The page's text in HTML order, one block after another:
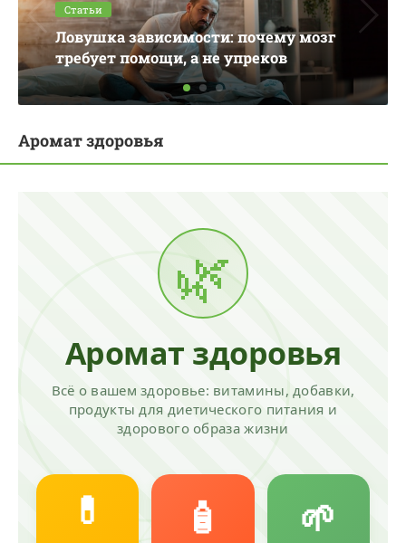
Статьи
Ловушка зависимости: почему мозг
требует помощи, а не упреков
Аромат здоровья
🌿
Аромат здоровья
Всё о вашем здоровье: витамины, добавки,
продукты для диетического питания и
здорового образа жизни
💊 🧴 🌱